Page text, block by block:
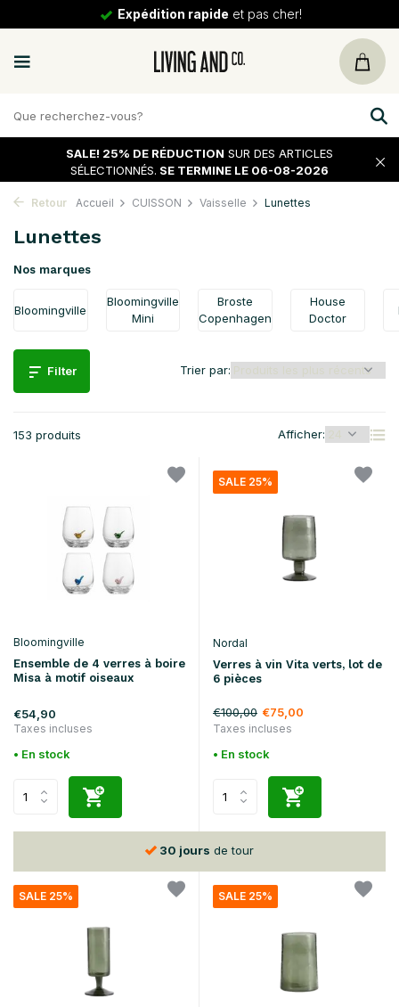
30 joursde tour
SALE! 25% DE RÉDUCTION SUR DES ARTICLES
SÉLECTIONNÉS. SE TERMINE LE 06-08-2026
Retour Accueil CUISSON Vaisselle Lunettes
Lunettes
Nos marques
Bloomingville
Bloomingville
Mini
Broste
Copenhagen
House
Doctor
Filter
153 produits Afficher:
Trier par:
Bloomingville
Ensemble de 4 verres à boire
Misa à motif oiseaux
€54,90
Taxes incluses
• En stock
SALE 25%
Nordal
Verres à vin Vita verts, lot de
6 pièces
€100,00 €75,00
Taxes incluses
• En stock
30 jours de tour
SALE 25% SALE 25%